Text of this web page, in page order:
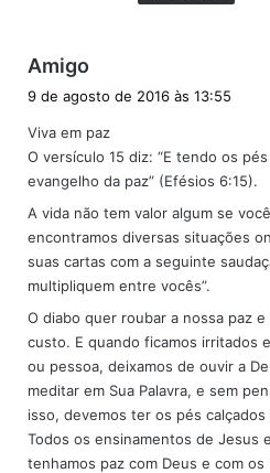
Amigo
s
e
:
9 de agosto de 2016 às 13:55
Viva em paz
O versículo 15 diz: “E tendo os
evangelho da paz” (Efésios 6:15).
A vida não tem valor algum se
encontramos diversas situações
suas cartas com a seguinte
multipliquem entre vocês”.
O diabo quer roubar a nossa paz
custo. E quando ficamos irritados
ou pessoa, deixamos de ouvir a
meditar em Sua Palavra, e sem
isso, devemos ter os pés
Todos os ensinamentos de Jesus
tenhamos paz com Deus e com